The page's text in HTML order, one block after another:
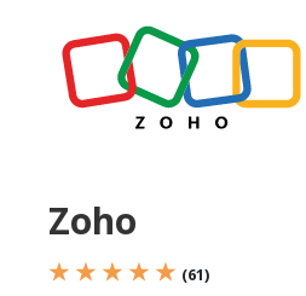
Zoho
★ ★ ★ ★ ★ (61)